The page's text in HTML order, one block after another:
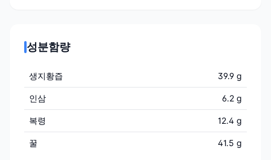
성분함량
생지황즙 39.9 g
인삼 6.2 g
복령 12.4 g
꿀 41.5 g